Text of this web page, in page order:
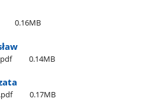
0.16MB
0.14MB
0.17MB